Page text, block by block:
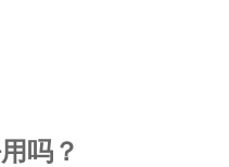
吗？